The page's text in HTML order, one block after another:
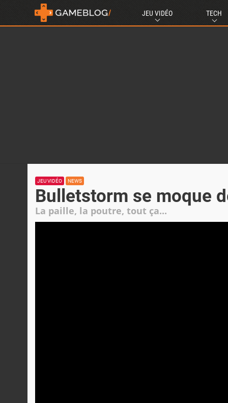
JEU VIDÉO TECH
JEU VIDÉO NEWS
Bulletstorm se moque
La paille, la poutre, tout ça...